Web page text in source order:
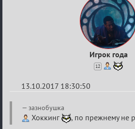
Игрок года
12
13.10.2017 18:30:50
Re:
Калькулятор
зазнобушка
Хоккинг , по прежнему не